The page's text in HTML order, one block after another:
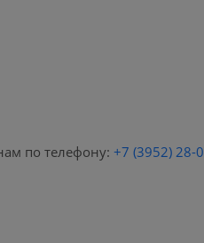
по телефону: +7 (3952) 28-